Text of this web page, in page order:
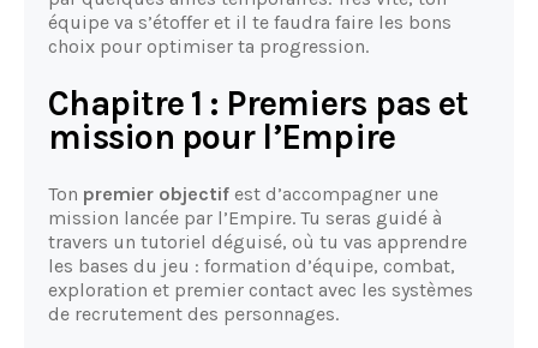
équipe va s’étoffer et il te faudra faire les bons
choix pour optimiser ta progression.
Chapitre 1 : Premiers pas et
mission pour l’Empire
Ton premier objectif est d’accompagner une
mission lancée par l’Empire. Tu seras guidé à
travers un tutoriel déguisé, où tu vas apprendre
les bases du jeu : formation d’équipe, combat,
exploration et premier contact avec les systèmes
de recrutement des personnages.